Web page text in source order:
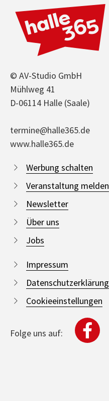
© AV-Studio GmbH
Mühlweg 41
D-06114 Halle (Saale)
termine@halle365.de
www.halle365.de
Werbung schalten
Veranstaltung melden
Newsletter
Über uns
Jobs
Impressum
Datenschutzerklärung
Cookieeinstellungen
Folge uns auf: